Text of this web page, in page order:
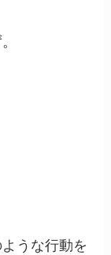
うな行動を